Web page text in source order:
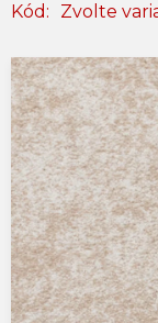
Kód: Zvolte